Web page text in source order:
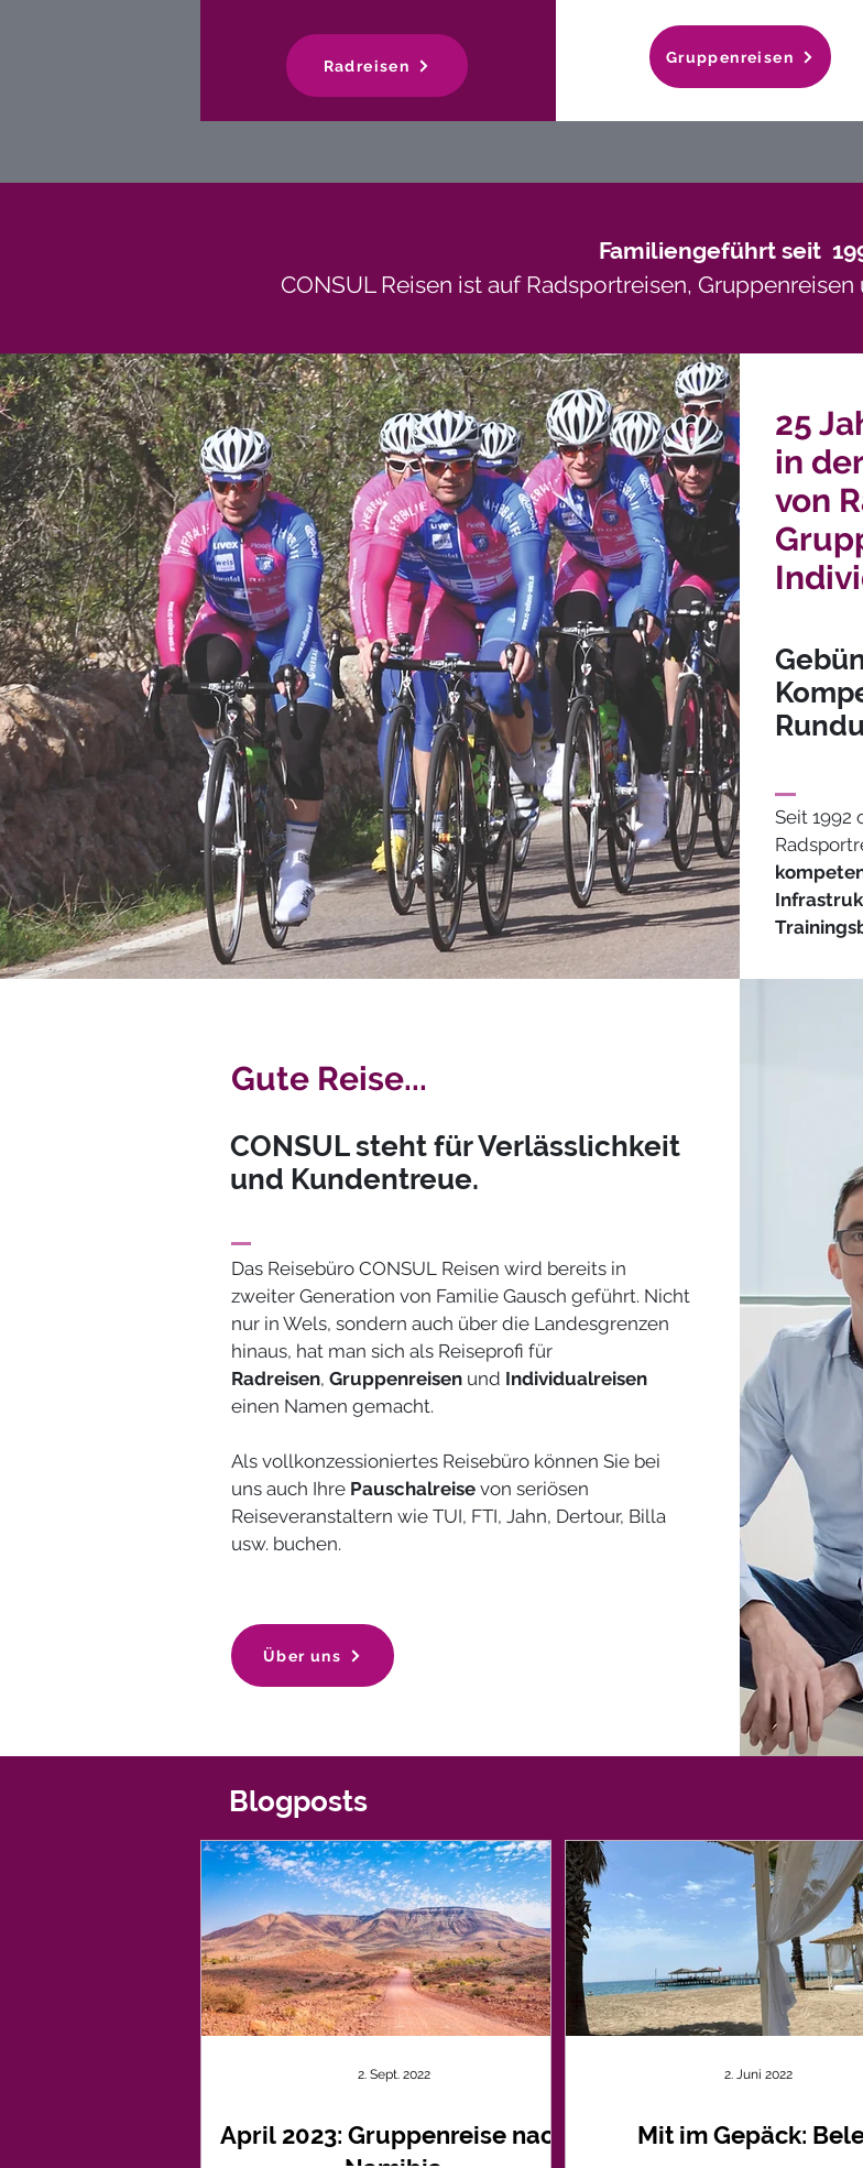
Radreisen Gruppenreisen
Familiengeführt seit
CONSUL Reisen ist auf Radsportreisen,
25
in
von
Seit 1992
Gute Reise...
CONSUL steht für Verlässlichkeit
und Kundentreue.
Das Reisebüro CONSUL Reisen wird bereits in
zweiter Generation von Familie Gausch geführt. Nicht
nur in Wels, sondern auch über die Landesgrenzen
hinaus, hat man sich als Reiseprofi für
Radreisen, Gruppenreisen und Individualreisen
einen Namen gemacht.
Als vollkonzessioniertes Reisebüro können Sie bei
uns auch Ihre Pauschalreise von seriösen
Reiseveranstaltern wie TUI, FTI, Jahn, Dertour, Billa
usw. buchen.
Über uns
April 2023: Gruppenreise nach
2. Sept. 2022
Mit im Gepäck:
2. Juni 2022
Blogposts